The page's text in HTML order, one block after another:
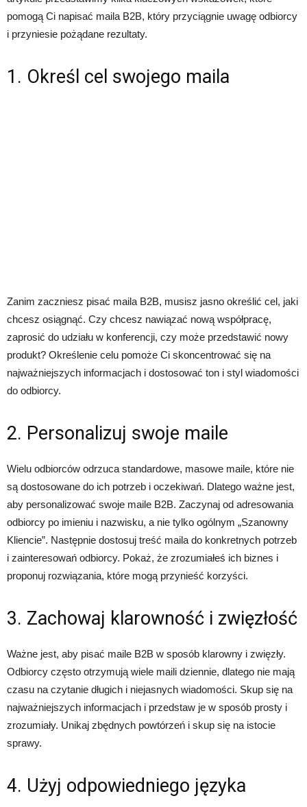
pomogą Ci napisać maila B2B, który przyciągnie uwagę odbiorcy
i przyniesie pożądane rezultaty.
1. Określ cel swojego maila
Zanim zaczniesz pisać maila B2B, musisz jasno określić cel, jaki
chcesz osiągnąć. Czy chcesz nawiązać nową współpracę,
zaprosić do udziału w konferencji, czy może przedstawić nowy
produkt? Określenie celu pomoże Ci skoncentrować się na
najważniejszych informacjach i dostosować ton i styl wiadomości
do odbiorcy.
2. Personalizuj swoje maile
Wielu odbiorców odrzuca standardowe, masowe maile, które nie
są dostosowane do ich potrzeb i oczekiwań. Dlatego ważne jest,
aby personalizować swoje maile B2B. Zaczynaj od adresowania
odbiorcy po imieniu i nazwisku, a nie tylko ogólnym „Szanowny
Kliencie”. Następnie dostosuj treść maila do konkretnych potrzeb
i zainteresowań odbiorcy. Pokaż, że zrozumiałeś ich biznes i
proponuj rozwiązania, które mogą przynieść korzyści.
3. Zachowaj klarowność i zwięzłość
Ważne jest, aby pisać maile B2B w sposób klarowny i zwięzły.
Odbiorcy często otrzymują wiele maili dziennie, dlatego nie mają
czasu na czytanie długich i niejasnych wiadomości. Skup się na
najważniejszych informacjach i przedstaw je w sposób prosty i
zrozumiały. Unikaj zbędnych powtórzeń i skup się na istocie
sprawy.
4. Użyj odpowiedniego języka